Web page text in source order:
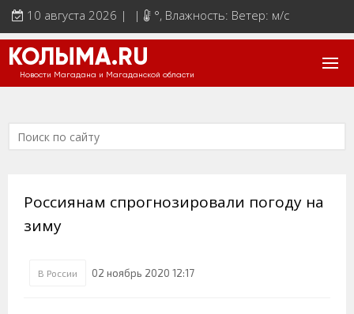
10 августа 2026 | | °, Влажность: Ветер: м/с
КОЛЫМА.RU
Новости Магадана и Магаданской области
Россиянам спрогнозировали погоду на
зиму
В России 02 ноябрь 2020 12:17